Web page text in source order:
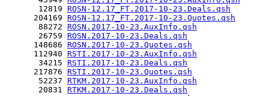
       12819
ROSN-12.17_FT.2017-10-23.Deals.qsh
      204169
ROSN-12.17_FT.2017-10-23.Quotes.qsh
       88272
ROSN.2017-10-23.AuxInfo.qsh
       26759
ROSN.2017-10-23.Deals.qsh
      148686
ROSN.2017-10-23.Quotes.qsh
      112940
RSTI.2017-10-23.AuxInfo.qsh
       34215
RSTI.2017-10-23.Deals.qsh
      217876
RSTI.2017-10-23.Quotes.qsh
       52237
RTKM.2017-10-23.AuxInfo.qsh
       20831
RTKM.2017-10-23.Deals.qsh